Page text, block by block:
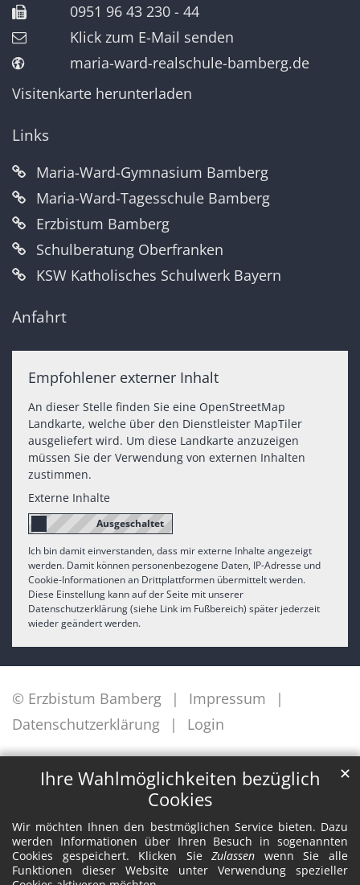
Ihre Wahlmöglichkeiten bezüglich
Cookies
Wir möchten Ihnen den bestmöglichen Service bieten. Dazu
werden Informationen über Ihren Besuch in sogenannten
Cookies gespeichert. Klicken SieZulassen wenn Sie alle
Funktionen dieser Website unter Verwendung spezieller
✕
0951 96 43 230 - 44
Klick zum E-Mail senden
maria-ward-realschule-bamberg.de
Visitenkarte herunterladen
Links
Maria-Ward-Gymnasium Bamberg
Maria-Ward-Tagesschule Bamberg
Erzbistum Bamberg
Schulberatung Oberfranken
KSW Katholisches Schulwerk Bayern
Anfahrt
Empfohlener externer Inhalt
An dieser Stelle finden Sie eine OpenStreetMap
Landkarte, welche über den Dienstleister MapTiler
ausgeliefert wird. Um diese Landkarte anzuzeigen
müssen Sie der Verwendung von externen Inhalten
zustimmen.
Externe Inhalte
Ich bin damit einverstanden, dass mir externe Inhalte angezeigt
werden. Damit können personenbezogene Daten, IP-Adresse und
Cookie-Informationen an Drittplattformen übermittelt werden.
Diese Einstellung kann auf der Seite mit unserer
Datenschutzerklärung (siehe Link im Fußbereich) später jederzeit
wieder geändert werden.
© Erzbistum Bamberg
Impressum
Datenschutzerklärung
Login